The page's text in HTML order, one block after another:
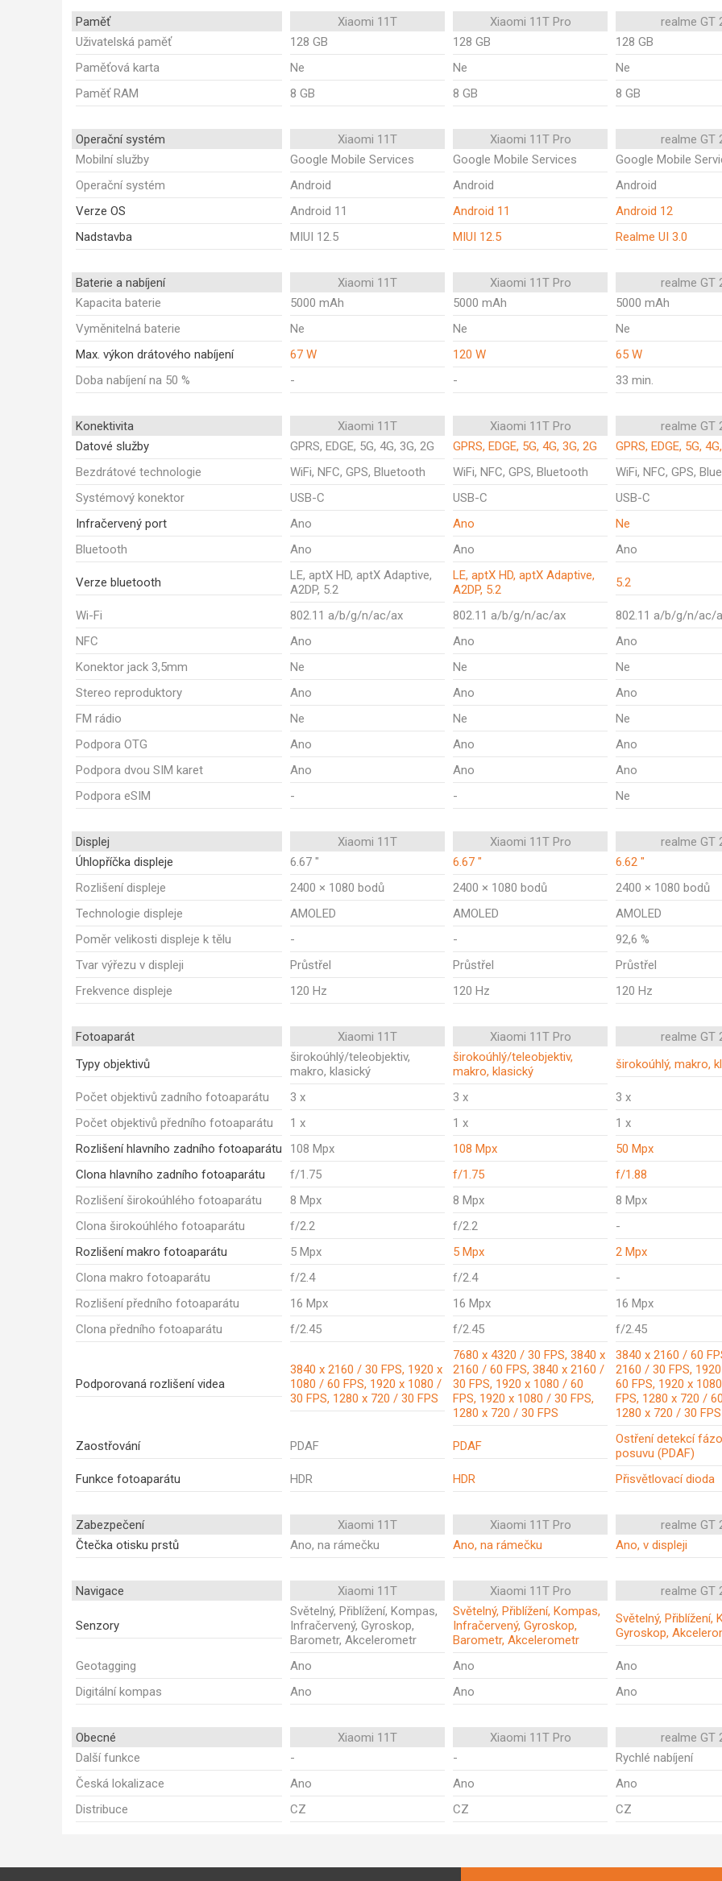
Paměť Xiaomi 11T Xiaomi 11T Pro
realme GT
Uživatelská paměť
128 GB 128 GB
128 GB
Paměťová karta
Ne Ne
Ne
Paměť RAM
8 GB 8 GB 8 GB
Operační systém Xiaomi 11T Xiaomi 11T Pro
realme GT
Mobilní služby
Google Mobile Services Google Mobile Services
Google Mobile
Operační systém
Android Android
Android
Verze OS
Android 11 Android 11
Android 12
Nadstavba
MIUI 12.5 MIUI 12.5 Realme UI 3.0
Baterie a nabíjení Xiaomi 11T Xiaomi 11T Pro
realme GT
Kapacita baterie
5000 mAh 5000 mAh
5000 mAh
Vyměnitelná baterie
Ne Ne
Ne
Max. výkon drátového nabíjení
67 W 120 W
65 W
Doba nabíjení na 50 %
- - 33 min.
Konektivita Xiaomi 11T Xiaomi 11T Pro
realme GT
Datové služby
GPRS, EDGE, 5G, 4G, 3G, 2G GPRS, EDGE, 5G, 4G, 3G, 2G
GPRS, EDGE, 5G,
Bezdrátové technologie
WiFi, NFC, GPS, Bluetooth WiFi, NFC, GPS, Bluetooth
WiFi, NFC, GPS,
Systémový konektor
USB-C USB-C
USB-C
Infračervený port
Ano Ano
Ne
Bluetooth
Ano Ano Ano
Verze bluetooth
LE, aptX HD, aptX Adaptive,
A2DP, 5.2
LE, aptX HD, aptX Adaptive,
A2DP, 5.2
5.2
Wi-Fi 802.11 a/b/g/n/ac/ax 802.11 a/b/g/n/ac/ax
802.11 a/b/g/n/ac/
NFC
Ano Ano
Ano
Konektor jack 3,5mm
Ne Ne
Ne
Stereo reproduktory
Ano Ano
Ano
FM rádio
Ne Ne
Ne
Podpora OTG
Ano Ano
Ano
Podpora dvou SIM karet
Ano Ano
Ano
Podpora eSIM
- - Ne
Displej Xiaomi 11T Xiaomi 11T Pro
realme GT
Úhlopříčka displeje
6.67 " 6.67 "
6.62 "
Rozlišení displeje
2400 × 1080 bodů 2400 × 1080 bodů
2400 × 1080 bodů
Technologie displeje
AMOLED AMOLED
AMOLED
Poměr velikosti displeje k tělu
- -
92,6 %
Tvar výřezu v displeji
Průstřel Průstřel
Průstřel
Frekvence displeje
120 Hz 120 Hz 120 Hz
Fotoaparát Xiaomi 11T Xiaomi 11T Pro
realme GT
Typy objektivů
širokoúhlý/teleobjektiv,
makro, klasický
širokoúhlý/teleobjektiv,
makro, klasický
širokoúhlý, makro,
Počet objektivů zadního fotoaparátu 3 x 3 x
3 x
Počet objektivů předního fotoaparátu
1 x 1 x
1 x
Rozlišení hlavního zadního fotoaparátu
108 Mpx 108 Mpx
50 Mpx
Clona hlavního zadního fotoaparátu
f/1.75 f/1.75
f/1.88
Rozlišení širokoúhlého fotoaparátu
8 Mpx 8 Mpx
8 Mpx
Clona širokoúhlého fotoaparátu
f/2.2 f/2.2
-
Rozlišení makro fotoaparátu
5 Mpx 5 Mpx
2 Mpx
Clona makro fotoaparátu
f/2.4 f/2.4
-
Rozlišení předního fotoaparátu
16 Mpx 16 Mpx
16 Mpx
Clona předního fotoaparátu
f/2.45 f/2.45 f/2.45
Podporovaná rozlišení videa
3840 x 2160 / 30 FPS, 1920 x
1080 / 60 FPS, 1920 x 1080 /
30 FPS, 1280 x 720 / 30 FPS
7680 x 4320 / 30 FPS, 3840 x
2160 / 60 FPS, 3840 x 2160 /
30 FPS, 1920 x 1080 / 60
FPS, 1920 x 1080 / 30 FPS,
1280 x 720 / 30 FPS
3840 x 2160 / 60
2160 / 30 FPS,
60 FPS, 1920 x
FPS, 1280 x 720 /
1280 x 720 / 30 FPS
Zaostřování PDAF PDAF
Ostření detekcí
posuvu (PDAF)
Funkce fotoaparátu
HDR HDR Přisvětlovací dioda
Zabezpečení Xiaomi 11T Xiaomi 11T Pro
realme GT
Čtečka otisku prstů
Ano, na rámečku Ano, na rámečku Ano, v displeji
Navigace Xiaomi 11T Xiaomi 11T Pro realme GT
Senzory
Světelný, Přiblížení, Kompas,
Infračervený, Gyroskop,
Barometr, Akcelerometr
Světelný, Přiblížení, Kompas,
Infračervený, Gyroskop,
Barometr, Akcelerometr
Světelný, Přiblížení,
Gyroskop,
Geotagging Ano Ano
Ano
Digitální kompas
Ano Ano Ano
Obecné Xiaomi 11T Xiaomi 11T Pro
realme GT
Další funkce
- -
Rychlé nabíjení
Česká lokalizace
Ano Ano
Ano
Distribuce
CZ CZ CZ